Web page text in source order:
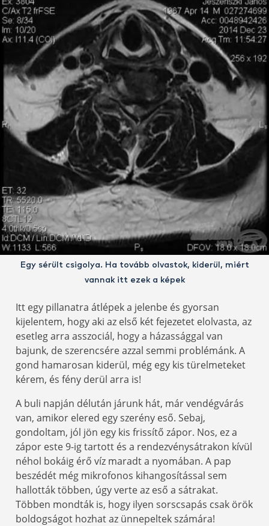
Egy sérült csigolya. Ha tovább olvastok, kiderül, miért
vannak itt ezek a képek
Itt egy pillanatra átlépek a jelenbe és gyorsan
kijelentem, hogy aki az első két fejezetet elolvasta, az
esetleg arra asszociál, hogy a házassággal van
bajunk, de szerencsére azzal semmi problémánk. A
gond hamarosan kiderül, még egy kis türelmeteket
kérem, és fény derül arra is!
A buli napján délután járunk hát, már vendégvárás
van, amikor elered egy szerény eső. Sebaj,
gondoltam, jól jön egy kis frissítő zápor. Nos, ez a
zápor este 9-ig tartott és a rendezvénysátrakon kívül
néhol bokáig érő víz maradt a nyomában. A pap
beszédét még mikrofonos kihangosítással sem
hallották többen, úgy verte az eső a sátrakat.
Többen mondták is, hogy ilyen sorscsapás csak örök
boldogságot hozhat az ünnepeltek számára!